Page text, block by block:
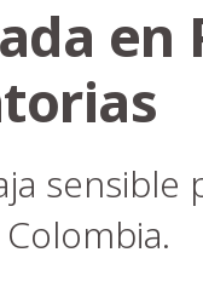
en
sensible